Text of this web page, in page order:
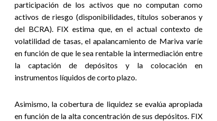
participación de los activos que no computan como
activos de riesgo (disponibilidades, títulos soberanos y
del BCRA). FIX estima que, en el actual contexto de
volatilidad de tasas, el apalancamiento de Mariva varíe
en función de que le sea rentable la intermediación entre
la captación de depósitos y la colocación en
instrumentos líquidos de corto plazo.
Asimismo, la cobertura de liquidez se evalúa apropiada
en función de la alta concentración de sus depósitos. FIX